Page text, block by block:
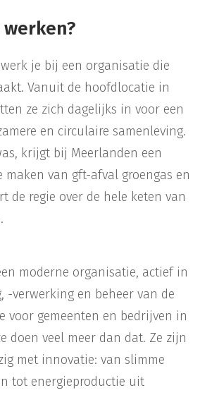
werken?
je bij een organisatie die
Vanuit de hoofdlocatie in
ze zich dagelijks in voor een
en circulaire samenleving.
krijgt bij Meerlanden een
maken van gft-afval groengas en
de regie over de hele keten van
moderne organisatie, actief in
-verwerking en beheer van de
voor gemeenten en bedrijven in
doen veel meer dan dat. Ze zijn
met innovatie: van slimme
tot energieproductie uit